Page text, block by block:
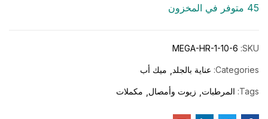
45 متوفر في المخزون
SKU:
MEGA-HR-1-10-6
Categories: عناية بالجلد ميك أب
Tags: المرطبات زيوت وأمصال مكملات